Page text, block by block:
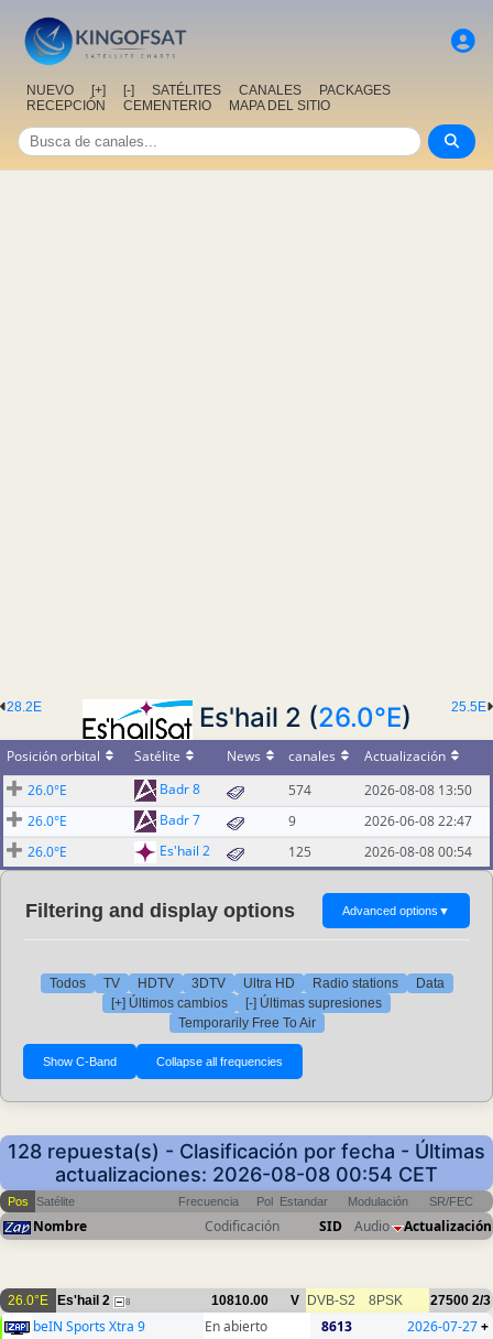
NUEVO [+] [-] SATÉLITES CANALES
PACKAGES
RECEPCIÓN
CEMENTERIO MAPA DEL SITIO
25.5E
28.2E Es'hail 2 (26.0°E)
Posición orbital Satélite News canales
Actualización
26.0°E
Badr 8 574
2026-08-08 13:50
26.0°E
Badr 7 9
2026-06-08 22:47
26.0°E
Es'hail 2 125 2026-08-08 00:54
Filtering and display options Advanced options ▼
Todos TV HDTV 3DTV Ultra HD Radio stations
Data
[+] Últimos cambios
[-] Últimas supresiones
Temporarily Free To Air
128 repuesta(s) - Clasificación por fecha - Últimas
actualizaciones: 2026-08-08 00:54 CET
Pos Satélite Frecuencia Pol Estandar Modulación SR/FEC
Nombre Codificación SID Audio Actualización
26.0°E Es'hail 2 8 10810.00 V DVB-S2 8PSK 27500 2/3
beIN Sports Xtra 9 En abierto 8613 2026-07-27+